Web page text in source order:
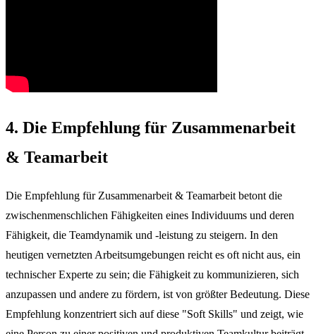
4. Die Empfehlung für Zusammenarbeit
& Teamarbeit
Die Empfehlung für Zusammenarbeit & Teamarbeit betont die
zwischenmenschlichen Fähigkeiten eines Individuums und deren
Fähigkeit, die Teamdynamik und -leistung zu steigern. In den
heutigen vernetzten Arbeitsumgebungen reicht es oft nicht aus, ein
technischer Experte zu sein; die Fähigkeit zu kommunizieren, sich
anzupassen und andere zu fördern, ist von größter Bedeutung. Diese
Empfehlung konzentriert sich auf diese "Soft Skills" und zeigt, wie